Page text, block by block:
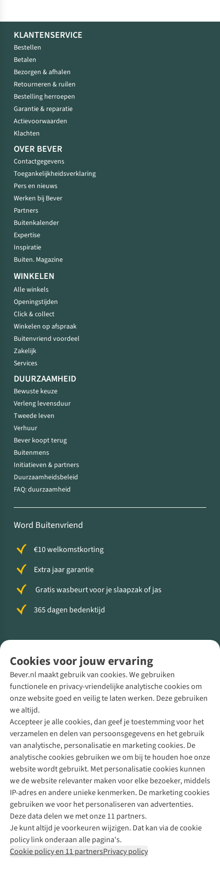
Cookies voor jouw ervaring
Bever.nl maakt gebruik van cookies. We gebruiken
functionele en privacy-vriendelijke analytische cookies om
onze website goed en veilig te laten werken. Deze gebruiken
we altijd.
Accepteer je alle cookies, dan geef je toestemming voor het
verzamelen en delen van persoonsgegevens en het gebruik
van analytische, personalisatie en marketing cookies. De
analytische cookies gebruiken we om bij te houden hoe onze
website wordt gebruikt. Met personalisatie cookies kunnen
we de website relevanter maken voor elke bezoeker, middels
IP-adres en andere unieke kenmerken. De marketing cookies
gebruiken we voor het personaliseren van advertenties.
Deze data delen we met onze 11 partners.
Je kunt altijd je voorkeuren wijzigen. Dat kan via de cookie
policy link onderaan alle pagina's.
Cookie policy en 11 partnersPrivacy policy
KLANTENSERVICE
Bestellen
Betalen
Bezorgen & afhalen
Retourneren & ruilen
Bestelling herroepen
Garantie & reparatie
Actievoorwaarden
Klachten
OVER BEVER
Contactgegevens
Toegankelijkheidsverklaring
Pers en nieuws
Werken bij Bever
Partners
Buitenkalender
Expertise
Inspiratie
Buiten. Magazine
WINKELEN
Alle winkels
Openingstijden
Click & collect
Winkelen op afspraak
Buitenvriend voordeel
Zakelijk
Services
DUURZAAMHEID
Bewuste keuze
Verleng levensduur
Tweede leven
Verhuur
Bever koopt terug
Buitenmens
Initiatieven & partners
Duurzaamheidsbeleid
FAQ: duurzaamheid
Word Buitenvriend
€10 welkomstkorting
Extra jaar garantie
Gratis wasbeurt voor je slaapzak of jas
365 dagen bedenktijd
Direct advies van een Buitenexpert
+31 (0)85 888 50 88
+31 6 12 28 49 80
Contactformulier